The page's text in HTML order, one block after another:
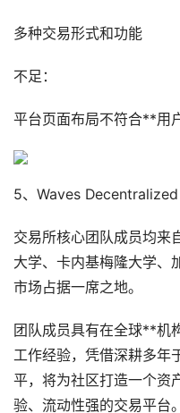
多种交易形式和功能
不足：
平台页面布局不符合**用
5、Waves Decentralized
交易所核心团队成员均来
大学、卡内基梅隆大学、
市场占据一席之地。
团队成员具有在全球**机
工作经验，凭借深耕多年
平，将为社区打造一个资
验、流动性强的交易平台。